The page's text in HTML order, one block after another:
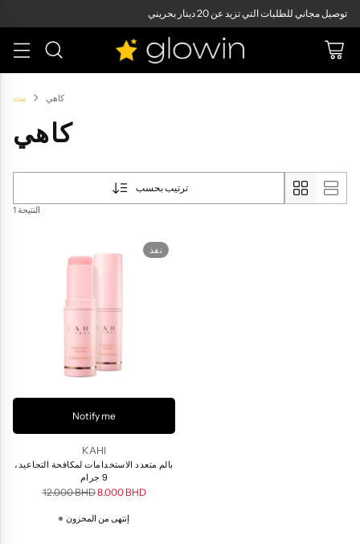
توصيل مجاني للطلبات التي تزيد عن 20 دينار بحريني
بيت كاهي
كاهي
ترتيب بحسب
1 النتيجة
نفذ
Notify me
KAHI
بالم متعدد الاستخدامات لمكافحة التجاعيد،
9 جرام
سعر
12.000 BHD8.000 BHD
إنتهى من المخزون